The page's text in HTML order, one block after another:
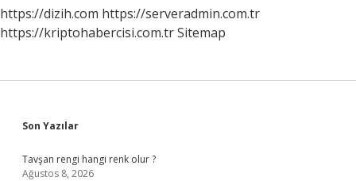
https://dizih.com https://serveradmin.com.tr
https://kriptohabercisi.com.trSitemap
Sidebar
Son Yazılar
Tavşan rengi hangi renk olur ?
Ağustos 8, 2026